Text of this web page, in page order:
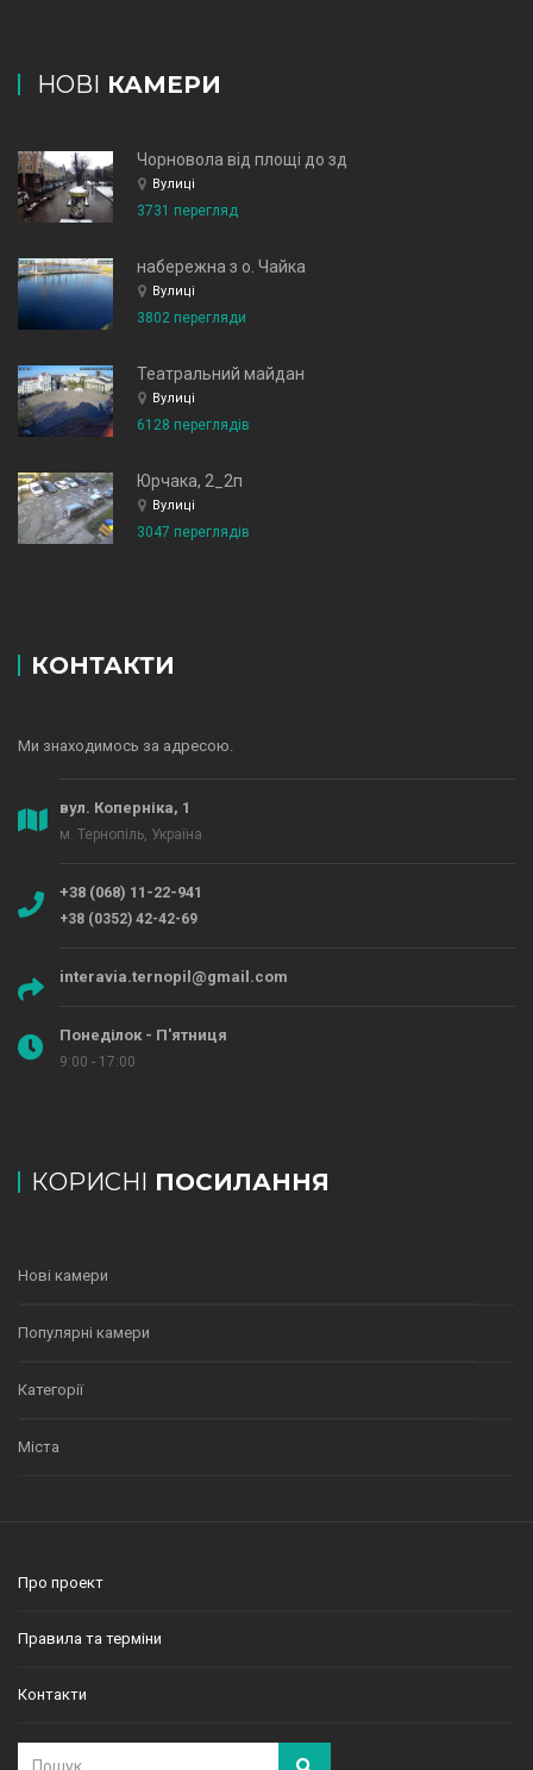
НОВІ КАМЕРИ
Чорновола від площі до зд
Вулиці
3731 перегляд
набережна з о. Чайка
Вулиці
3802 перегляди
Театральний майдан
Вулиці
6128 переглядів
Юрчака, 2_2п
Вулиці
3047 переглядів
КОНТАКТИ
Ми знаходимось за адресою.
вул. Коперніка, 1
м. Тернопіль, Україна
+38 (068) 11-22-941
+38 (0352) 42-42-69
interavia.ternopil@gmail.com
Понеділок - П'ятниця
9:00 - 17:00
КОРИСНІ ПОСИЛАННЯ
Нові камери
Популярні камери
Категорії
Міста
Про проект
Правила та терміни
Контакти